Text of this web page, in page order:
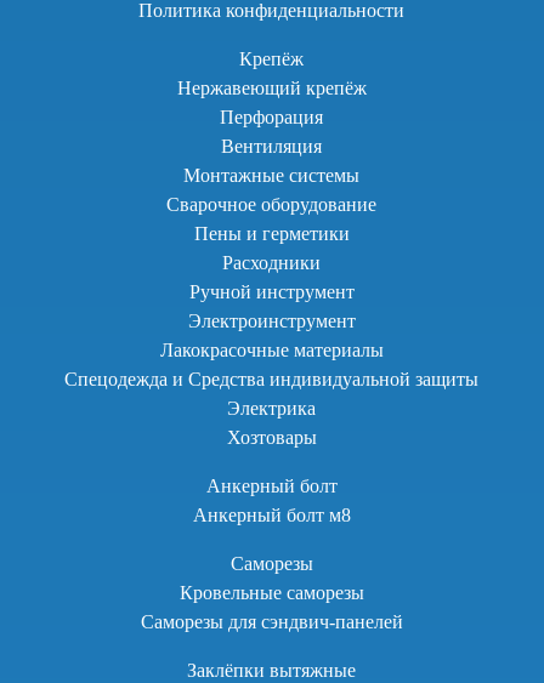
Политика конфиденциальности
Крепёж
Нержавеющий крепёж
Перфорация
Вентиляция
Монтажные системы
Сварочное оборудование
Пены и герметики
Расходники
Ручной инструмент
Электроинструмент
Лакокрасочные материалы
Спецодежда и Средства индивидуальной защиты
Электрика
Хозтовары
Анкерный болт
Анкерный болт м8
Саморезы
Кровельные саморезы
Саморезы для сэндвич-панелей
Заклёпки вытяжные